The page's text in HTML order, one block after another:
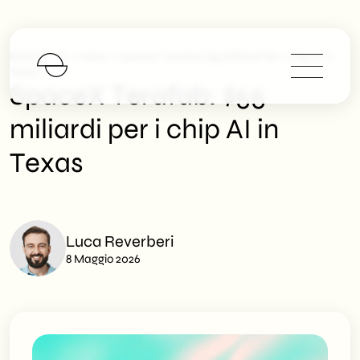
SHM Studio
SpaceX Terafab: $55 Miliardi Per I Chip AI In
SpaceX Terafab: $55
miliardi per i chip AI in
Texas
Luca Reverberi
8 Maggio 2026